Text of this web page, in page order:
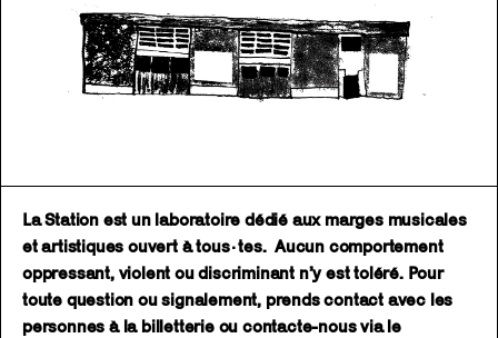
La Station est un laboratoire dédié aux marges musicales
et artistiques ouvert à tous·tes. Aucun comportement
oppressant, violent ou discriminant n’y est toléré. Pour
toute question ou signalement, prends contact avec les
personnes à la billetterie ou contacte-nous via le